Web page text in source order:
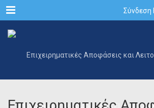
Menu Σύνδεση